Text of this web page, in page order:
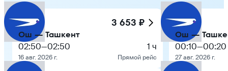
3 653 ₽
Ош — Ташкент
02:50—02:50
16 авг. 2026 г.
1 ч
Прямой рейс
Ош —
00:10—00:20
27 авг. 2026 г.